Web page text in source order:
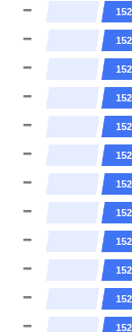
152
152
152
152
152
152
152
152
152
152
152
152